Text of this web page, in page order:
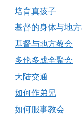
培育真孩子
基督的身体与地
基督与地方教会
多伦多成全聚会
大陆交通
如何作弟兄
如何服事教会